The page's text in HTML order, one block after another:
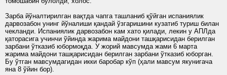
Зарба йўналтирилган вақтда чапга ташланиб қўйган испаниялик
дарвозабон унинг йўналиши қандай ўзгаришини кузатиб туриш билан
чекланди. Испаниялик дарвозабон кам хато қилади, лекин у АПЛда
қаторасига учинчи ўйинда жарима майдони ташқарисидан берилган
зарбани ўтказиб юбормоқда. У жорий мавсумда жами 6 марта
жарима майдони ташқарисидан берилган зарбани ўтказиб юборган.
Бу ўтган мавсумдагидан икки баробар кўп (ҳали мавсум якунигача
яна 8 ўйин бор).